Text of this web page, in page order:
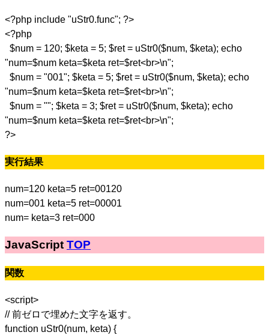
<?php include "uStr0.func"; ?>
<?php
$num = 120; $keta = 5; $ret = uStr0($num, $keta); echo
"num=$num keta=$keta ret=$ret<br>\n";
$num = "001"; $keta = 5; $ret = uStr0($num, $keta); echo
"num=$num keta=$keta ret=$ret<br>\n";
$num = ""; $keta = 3; $ret = uStr0($num, $keta); echo
"num=$num keta=$keta ret=$ret<br>\n";
?>
実行結果
num=120 keta=5 ret=00120
num=001 keta=5 ret=00001
num= keta=3 ret=000
JavaScript TOP
関数
<script>
// 前ゼロで埋めた文字を返す。
function uStr0(num, keta) {